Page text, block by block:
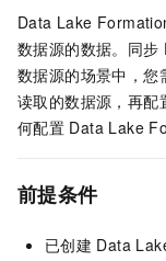
Data Lake
数据源的数据。同步
数据源的场景中，您
读取的数据源，再配
何配置 Data Lake
前提条件
已创建 Data